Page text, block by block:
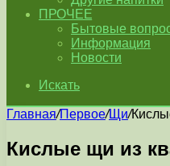
ПРОЧЕЕ
Бытовые
Информация
Новости
Искать
Главная/Первое/Щи/
Кислые щи из